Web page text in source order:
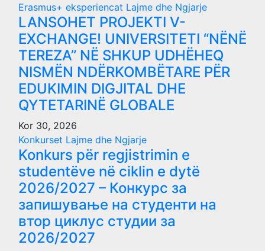
Erasmus+ eksperiencat Lajme dhe Ngjarje
LANSOHET PROJEKTI V-
EXCHANGE! UNIVERSITETI “NËNË
TEREZA” NË SHKUP UDHËHEQ
NISMËN NDËRKOMBËTARE PËR
EDUKIMIN DIGJITAL DHE
QYTETARINË GLOBALE
Kor 30, 2026
Konkurset Lajme dhe Ngjarje
Konkurs për regjistrimin e
studentëve në ciklin e dytë
2026/2027 – Конкурс за
запишување на студенти на
втор циклус студии за
2026/2027